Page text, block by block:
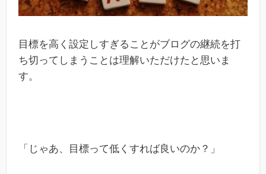
目標を高く設定しすぎることがブログの継続を打
ち切ってしまうことは理解いただけたと思いま
す。
「じゃあ、目標って低くすれば良いのか？」